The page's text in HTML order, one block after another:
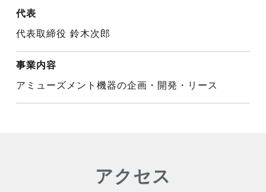
代表
代表取締役 鈴木次郎
事業内容
アミューズメント機器の企画・開発・リース
アクセス